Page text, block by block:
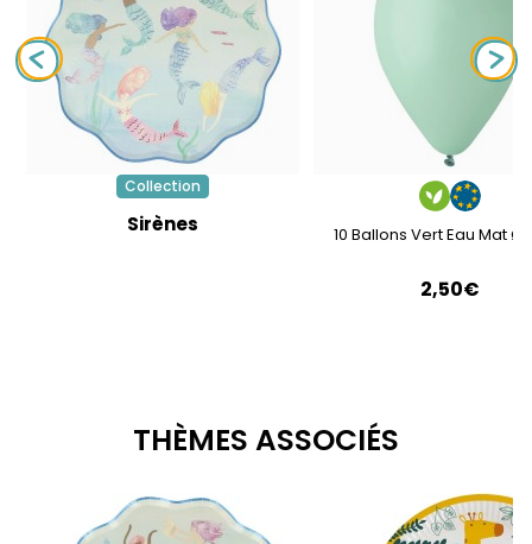
Collection
Sirènes 10 Ballons Vert Eau Mat
2,50€
THÈMES ASSOCIÉS